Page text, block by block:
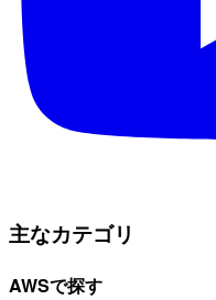
主なカテゴリ
AWSで探す